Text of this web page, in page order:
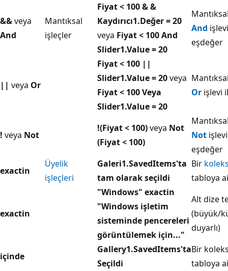
&&veya
And
Mantıksal
işleçler
Fiyat < 100 & &
Kaydırıcı1.Değer = 20
veya Fiyat < 100 And
Slider1.Value = 20
And
eşdeğer
|| veya Or
Fiyat < 100 ||
Slider1.Value = 20veya
Fiyat < 100 Veya
Slider1.Value = 20
Or işlevi
! veya Not
!(Fiyat < 100)veya Not
(Fiyat < 100)
Not
eşdeğer
exactin
Üyelik
işleçleri
Galeri1.SavedItems'ta
tam olarak seçildi
Bir
tabloya
exactin
"Windows" exactin
"Windows işletim
sisteminde pencereleri
görüntülemek için..."
Alt dize
(büyük/
duyarlı)
içinde
Gallery1.SavedItems'ta
Seçildi
Bir
tabloya